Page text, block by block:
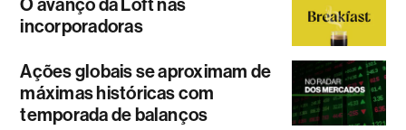
incorporadoras
Ações globais se aproximam de
máximas históricas com
temporada de balanços